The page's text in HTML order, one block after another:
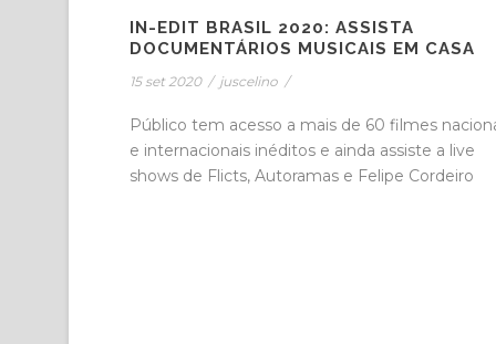
IN-EDIT BRASIL 2020: ASSISTA
DOCUMENTÁRIOS MUSICAIS EM CASA
15 set 2020 / juscelino /
Público tem acesso a mais de 60 filmes
e internacionais inéditos e ainda assiste a live
shows de Flicts, Autoramas e Felipe Cordeiro